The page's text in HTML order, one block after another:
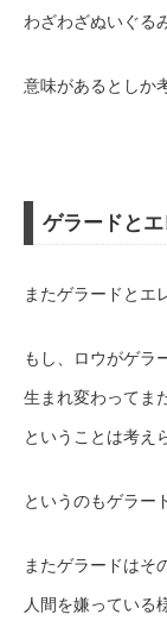
わざわざぬいぐる
意味があるとしか
ゲラードと
またゲラードとエ
もし、ロウがゲラ
生まれ変わってま
ということは考え
というのもゲラー
またゲラードはそ
人間を嫌っている